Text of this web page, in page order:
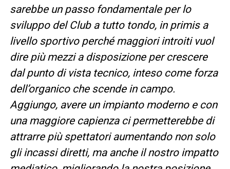
sarebbe un passo fondamentale per lo
sviluppo del Club a tutto tondo, in primis a
livello sportivo perché maggiori introiti vuol
dire più mezzi a disposizione per crescere
dal punto di vista tecnico, inteso come forza
dell’organico che scende in campo.
Aggiungo, avere un impianto moderno e con
una maggiore capienza ci permetterebbe di
attrarre più spettatori aumentando non solo
gli incassi diretti, ma anche il nostro impatto